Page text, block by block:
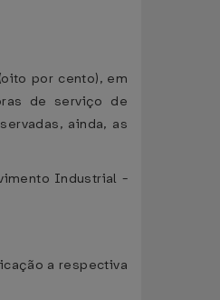
por cento), em
de serviço de
ainda, as
Industrial -
a respectiva